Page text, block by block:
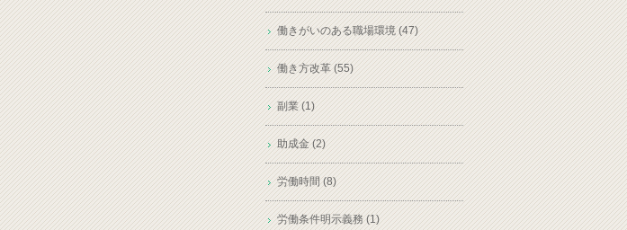
働きがいのある職場環境 (47)
働き方改革 (55)
副業 (1)
助成金 (2)
労働時間 (8)
労働条件明示義務 (1)